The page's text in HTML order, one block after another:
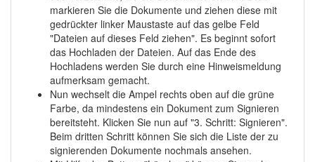
markieren Sie die Dokumente und ziehen diese mit
gedrückter linker Maustaste auf das gelbe Feld
"Dateien auf dieses Feld ziehen". Es beginnt sofort
das Hochladen der Dateien. Auf das Ende des
Hochladens werden Sie durch eine Hinweismeldung
aufmerksam gemacht.
Nun wechselt die Ampel rechts oben auf die grüne
Farbe, da mindestens ein Dokument zum Signieren
bereitsteht. Klicken Sie nun auf "3. Schritt: Signieren".
Beim dritten Schritt können Sie sich die Liste der zu
signierenden Dokumente nochmals ansehen.